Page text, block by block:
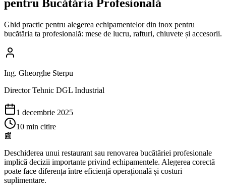
pentru Bucătăria Profesională
Ghid practic pentru alegerea echipamentelor din inox pentru
bucătăria ta profesională: mese de lucru, rafturi, chiuvete și accesorii.
Ing. Gheorghe Sterpu
Director Tehnic DGL Industrial
1 decembrie 2025
10 min citire
📰
Deschiderea unui restaurant sau renovarea bucătăriei profesionale
implică decizii importante privind echipamentele. Alegerea corectă
poate face diferența între eficiență operațională și costuri
suplimentare.